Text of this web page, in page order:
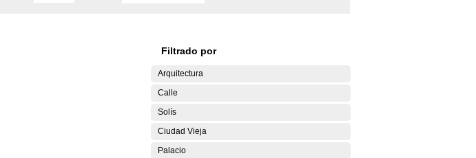
Filtrado por
Arquitectura
Calle
Solís
Ciudad Vieja
Palacio